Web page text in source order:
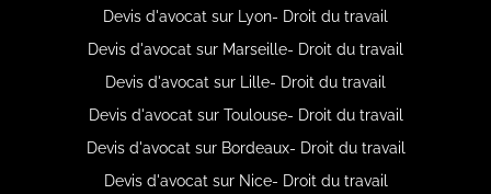
Devis d'avocat sur Lyon- Droit du travail
Devis d'avocat sur Marseille- Droit du travail
Devis d'avocat sur Lille- Droit du travail
Devis d'avocat sur Toulouse- Droit du travail
Devis d'avocat sur Bordeaux- Droit du travail
Devis d'avocat sur Nice- Droit du travail